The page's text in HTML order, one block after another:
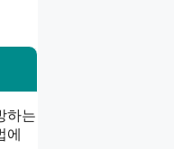
하는
에